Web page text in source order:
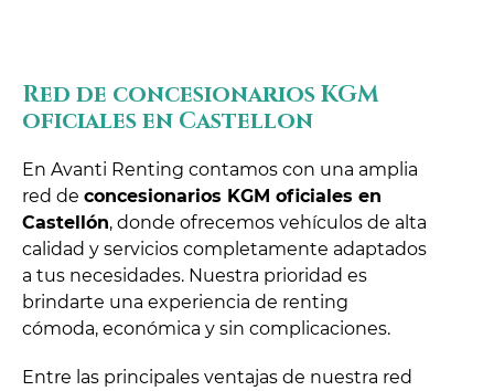
Red de concesionarios KGM
oficiales en Castellon
En Avanti Renting contamos con una amplia
red de concesionarios KGM oficiales en
Castellón, donde ofrecemos vehículos de alta
calidad y servicios completamente adaptados
a tus necesidades. Nuestra prioridad es
brindarte una experiencia de renting
cómoda, económica y sin complicaciones.
Entre las principales ventajas de nuestra red